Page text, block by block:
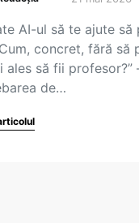
AI-ul să te ajute
concret, fără să
ales să fii profesor?”
de…